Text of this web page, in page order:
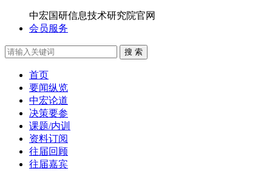
中宏国研信息技术研究院官网
会员服务
搜 索
首页
要闻纵览
中宏论道
决策要参
课题/内训
资料订阅
往届回顾
往届嘉宾